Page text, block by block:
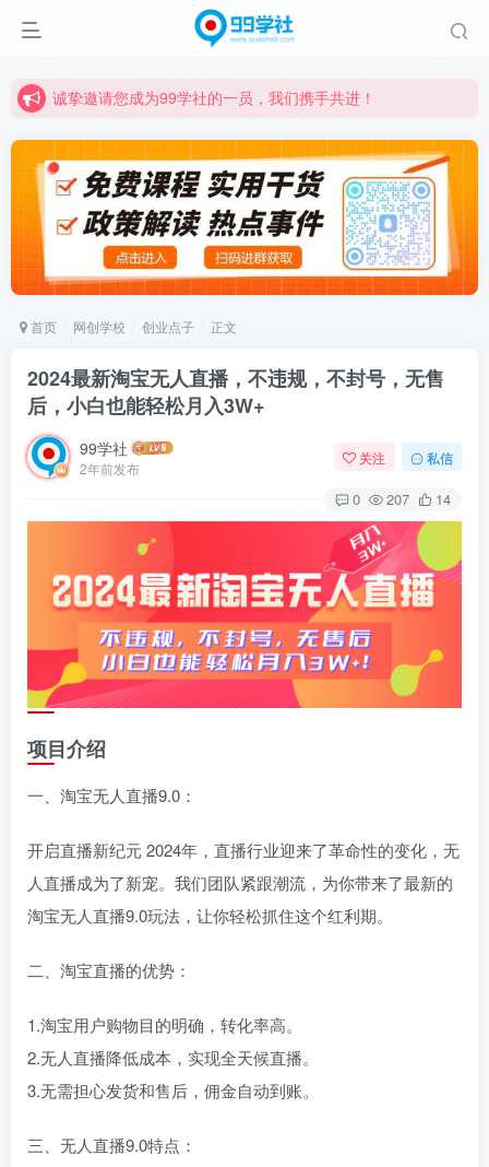
诚挚邀请您成为99学社的一员，我们携手共进！
诚挚邀请您成为99学社的一员，我们携手共进！
学习路上不孤独，99学社与你同行！分享全网优质VIP资源，炒股教程、创业教程、网络营销教程、自媒体短视频教程等，长期更新各大精品创业项目！
首页 网创学校 创业点子 正文
2024最新淘宝无人直播，不违规，不封号，无售
后，小白也能轻松月入3W+
99学社
2年前发布
关注 私信
0 207 14
项目介绍
一、淘宝无人直播9.0：
开启直播新纪元 2024年，直播行业迎来了革命性的变化，无
人直播成为了新宠。我们团队紧跟潮流，为你带来了最新的
淘宝无人直播9.0玩法，让你轻松抓住这个红利期。
二、淘宝直播的优势：
1.淘宝用户购物目的明确，转化率高。
2.无人直播降低成本，实现全天候直播。
3.无需担心发货和售后，佣金自动到账。
三、无人直播9.0特点：